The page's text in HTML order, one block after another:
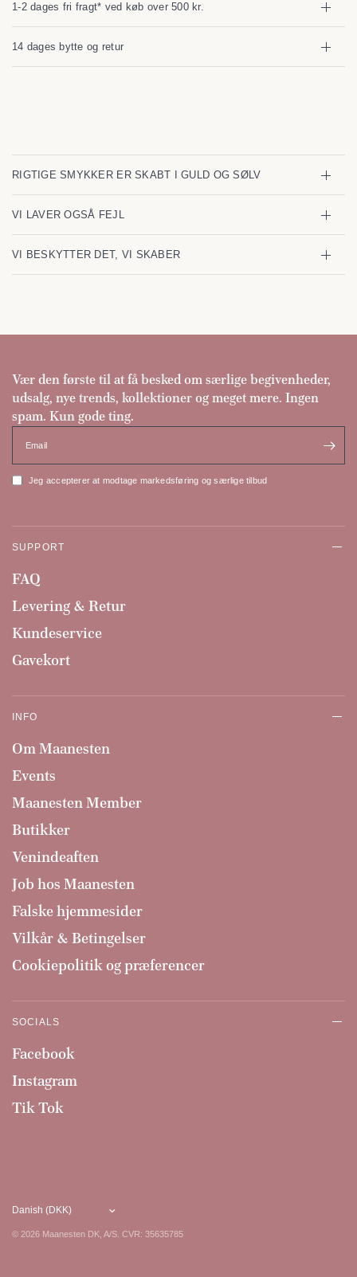
1-2 dages fri fragt* ved køb over 500 kr.
14 dages bytte og retur
RIGTIGE SMYKKER ER SKABT I GULD OG SØLV
VI LAVER OGSÅ FEJL
VI BESKYTTER DET, VI SKABER
Vær den første til at få besked om særlige begivenheder,
udsalg, nye trends, kollektioner og meget mere. Ingen
spam. Kun gode ting.
Email
Jeg accepterer at modtage markedsføring og særlige tilbud
SUPPORT
FAQ
Levering & Retur
Kundeservice
Gavekort
INFO
Om Maanesten
Events
Maanesten Member
Butikker
Venindeaften
Job hos Maanesten
Falske hjemmesider
Vilkår & Betingelser
Cookiepolitik og præferencer
SOCIALS
Facebook
Instagram
Tik Tok
© 2026 Maanesten DK, A/S. CVR: 35635785